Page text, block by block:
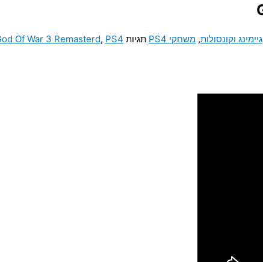
גיימינג וקונסולות, משחקי PS4 תגיות Of War 3 Remasterd, PS4